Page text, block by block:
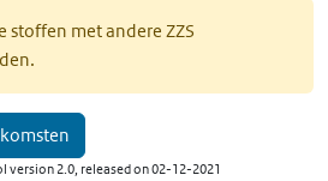
stoffen met andere ZZS
version 2.0, released on 02-12-2021